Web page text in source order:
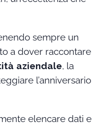
sempre un
a dover raccontare
aziendale, la
l’anniversario
elencare dati e